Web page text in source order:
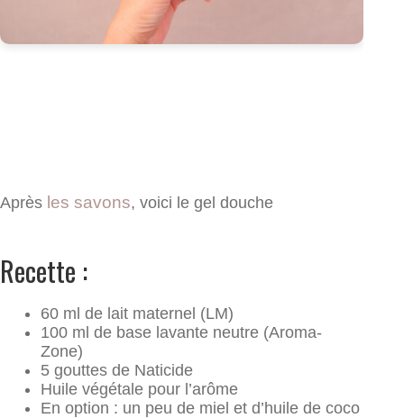
Après les savons, voici le gel douche
Recette :
60 ml de lait maternel (LM)
100 ml de base lavante neutre (Aroma-
Zone)
5 gouttes de Naticide
Huile végétale pour l’arôme
En option : un peu de miel et d’huile de coco